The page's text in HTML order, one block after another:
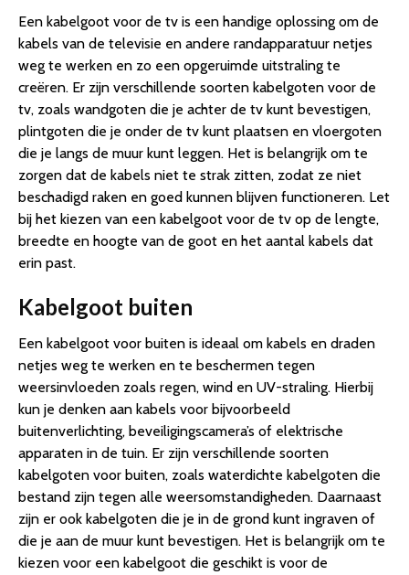
Een kabelgoot voor de tv is een handige oplossing om de
kabels van de televisie en andere randapparatuur netjes
weg te werken en zo een opgeruimde uitstraling te
creëren. Er zijn verschillende soorten kabelgoten voor de
tv, zoals wandgoten die je achter de tv kunt bevestigen,
plintgoten die je onder de tv kunt plaatsen en vloergoten
die je langs de muur kunt leggen. Het is belangrijk om te
zorgen dat de kabels niet te strak zitten, zodat ze niet
beschadigd raken en goed kunnen blijven functioneren. Let
bij het kiezen van een kabelgoot voor de tv op de lengte,
breedte en hoogte van de goot en het aantal kabels dat
erin past.
Kabelgoot buiten
Een kabelgoot voor buiten is ideaal om kabels en draden
netjes weg te werken en te beschermen tegen
weersinvloeden zoals regen, wind en UV-straling. Hierbij
kun je denken aan kabels voor bijvoorbeeld
buitenverlichting, beveiligingscamera’s of elektrische
apparaten in de tuin. Er zijn verschillende soorten
kabelgoten voor buiten, zoals waterdichte kabelgoten die
bestand zijn tegen alle weersomstandigheden. Daarnaast
zijn er ook kabelgoten die je in de grond kunt ingraven of
die je aan de muur kunt bevestigen. Het is belangrijk om te
kiezen voor een kabelgoot die geschikt is voor de